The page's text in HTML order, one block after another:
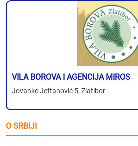
VILA BOROVA I AGENCIJA MIROS
Jovanke Jeftanović 5, Zlatibor
O SRBIJI